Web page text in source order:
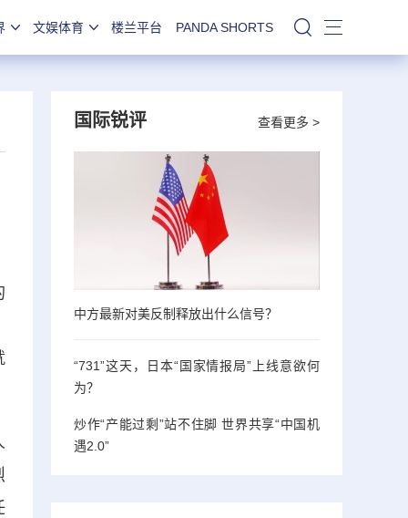
文娱体育 楼兰平台 PANDA SHORTS 站内搜索
查看更多 >
国际锐评
中方最新对美反制释放出什么信号？
“731”这天，日本“国家情报局”上线意欲何
为？
炒作“产能过剩”站不住脚 世界共享“中国机
遇2.0”